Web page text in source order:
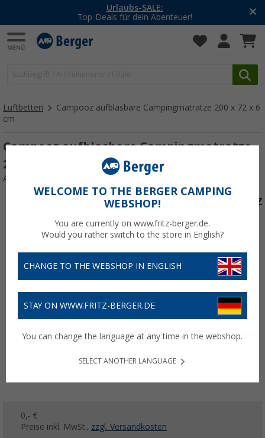
Urlaubs-SALE:
Top-Deals für dein Abenteuer!
Luftbetten
Campooz aufblasbare Campingmatratze 200 x 72 x 6
cm
Campooz aufblasbare Campingmatratze
200 x 72 x 6 cm
Art.-Nr.: CampoozaufblasbareCampingmatratze631251
0,- €
Preise inkl. MwSt., zzgl. Versandkosten
WELCOME TO THE BERGER CAMPING
WEBSHOP!
You are currently on www.fritz-berger.de.
Would you rather switch to the store in English?
CHANGE TO THE WEBSHOP IN ENGLISH
STAY ON WWW.FRITZ-BERGER.DE
You can change the language at any time in the webshop.
SELECT ANOTHER LANGUAGE